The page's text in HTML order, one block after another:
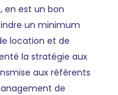
en est un bon
un minimum
location et de
la stratégie aux
aux référents
de